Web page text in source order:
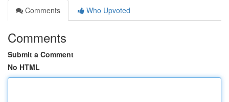
Comments
Who Upvoted
Comments
Submit a Comment
No HTML